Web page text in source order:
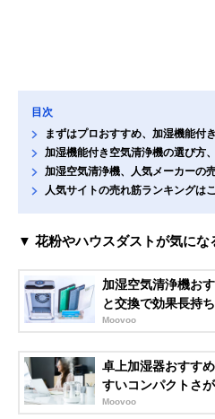
目次
まずはプロおすすめ、加湿機能付
加湿機能付き空気清浄機の選び方
加湿空気清浄機、人気メーカーの
人気サイトの売れ筋ランキングは
▼ 花粉やハウスダストが気にな
加湿空気清浄機お
と交換で効果長持ち
Moovoo
卓上加湿器おすす
すいコンパクトさ
Moovoo